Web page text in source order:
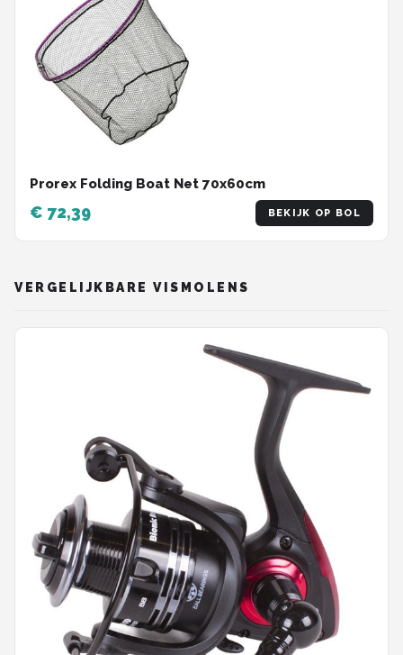
Prorex Folding Boat Net 70x60cm
€ 72,39 BEKIJK OP BOL
VERGELIJKBARE VISMOLENS